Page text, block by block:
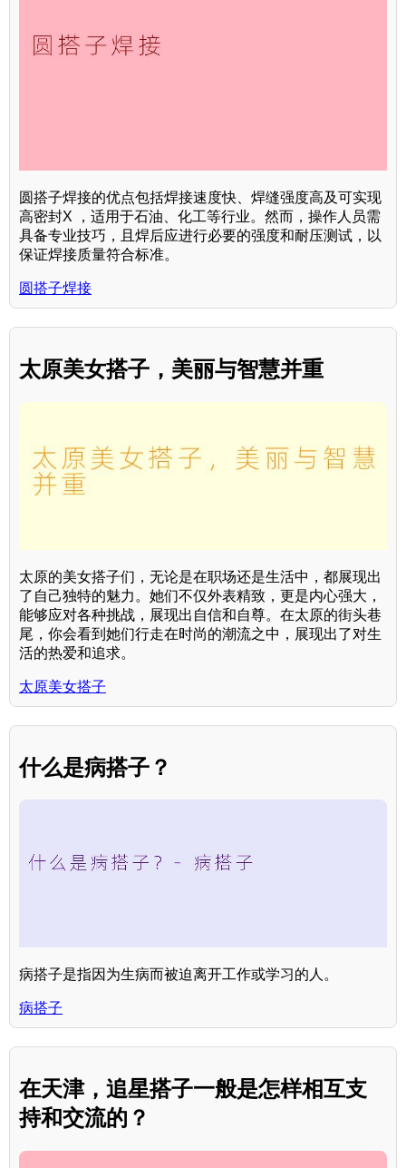
圆搭子焊接的优点包括焊接速度快、焊缝强度高及可实现
高密封X ，适用于石油、化工等行业。然而，操作人员需
具备专业技巧，且焊后应进行必要的强度和耐压测试，以
保证焊接质量符合标准。
圆搭子焊接
太原美女搭子，美丽与智慧并重
太原的美女搭子们，无论是在职场还是生活中，都展现出
了自己独特的魅力。她们不仅外表精致，更是内心强大，
能够应对各种挑战，展现出自信和自尊。在太原的街头巷
尾，你会看到她们行走在时尚的潮流之中，展现出了对生
活的热爱和追求。
太原美女搭子
什么是病搭子？
病搭子是指因为生病而被迫离开工作或学习的人。
病搭子
在天津，追星搭子一般是怎样相互支
持和交流的？